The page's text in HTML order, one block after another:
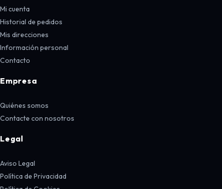
Mi cuenta
Historial de pedidos
Mis direcciones
Información personal
Contacto
Empresa
Quiénes somos
Contacte con nosotros
Legal
Aviso Legal
Política de Privacidad